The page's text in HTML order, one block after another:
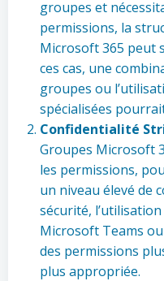
groupes et
permissions, la
Microsoft 365 peut
ces cas, une
groupes ou
spécialisées
Confidentialité
Groupes Microsoft
les permissions,
un niveau élevé de
sécurité,
Microsoft Teams
des permissions
plus appropriée.